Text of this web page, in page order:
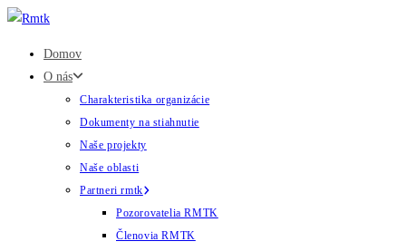
Skip
Domov
O nás
Charakteristika organizácie
Dokumenty na stiahnutie
Naše projekty
Naše oblasti
Partneri rmtk
Pozorovatelia RMTK
Členovia RMTK